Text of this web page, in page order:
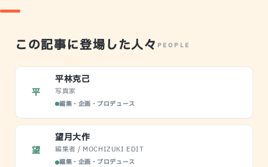
この記事に登場した人々 PEOPLE
平
平林克己
写真家
編集・企画・プロデュース
望
望月大作
編集者 / MOCHIZUKI EDIT
編集・企画・プロデュース